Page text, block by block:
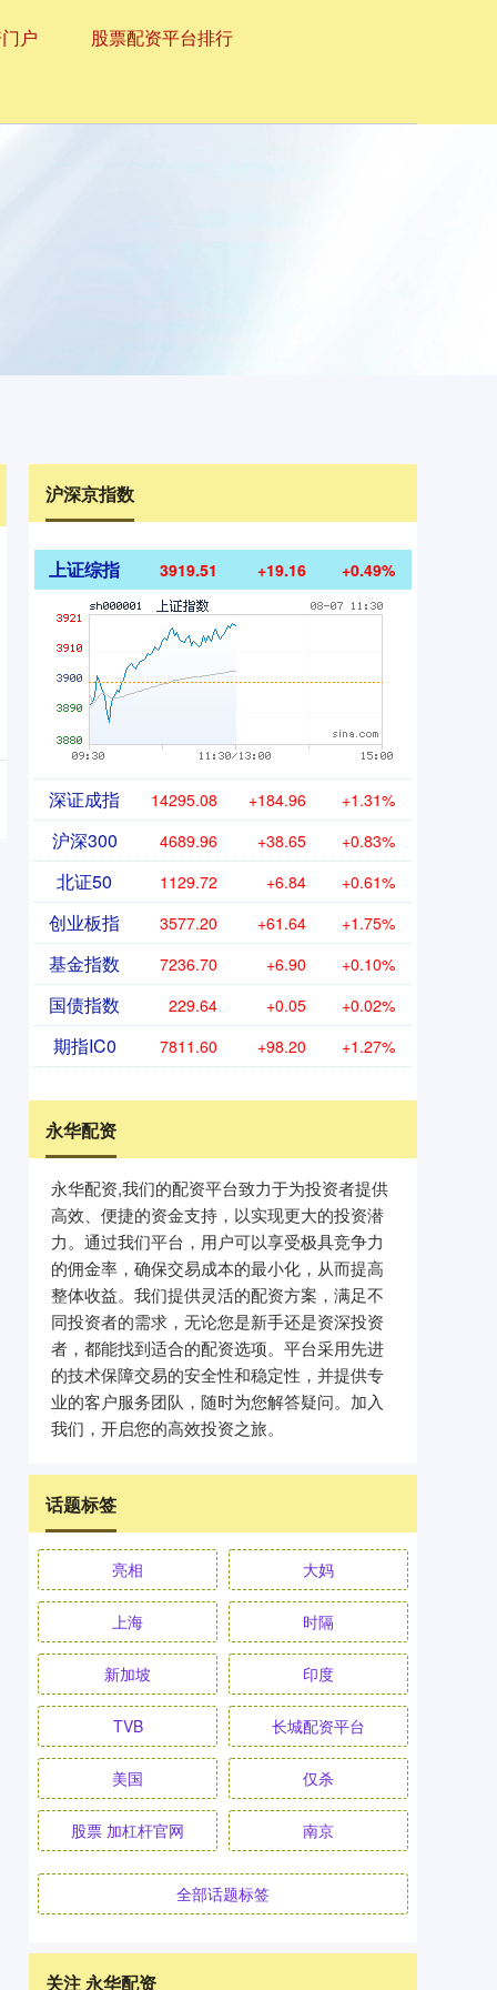
户 股票配资平台排行
沪深京指数
上证综指 3919.51 +19.16 +0.49%
深证成指 14295.08 +184.96 +1.31%
沪深300 4689.96 +38.65 +0.83%
北证50 1129.72 +6.84 +0.61%
创业板指 3577.20 +61.64 +1.75%
基金指数 7236.70 +6.90 +0.10%
国债指数 229.64 +0.05 +0.02%
期指IC0 7811.60 +98.20 +1.27%
永华配资
永华配资,我们的配资平台致力于为投资者提供
高效、便捷的资金支持，以实现更大的投资潜
力。通过我们平台，用户可以享受极具竞争力
的佣金率，确保交易成本的最小化，从而提高
整体收益。我们提供灵活的配资方案，满足不
同投资者的需求，无论您是新手还是资深投资
者，都能找到适合的配资选项。平台采用先进
的技术保障交易的安全性和稳定性，并提供专
业的客户服务团队，随时为您解答疑问。加入
我们，开启您的高效投资之旅。
话题标签
亮相 大妈
上海 时隔
新加坡 印度
TVB 长城配资平台
美国 仅杀
股票 加杠杆官网 南京
全部话题标签
关注 永华配资